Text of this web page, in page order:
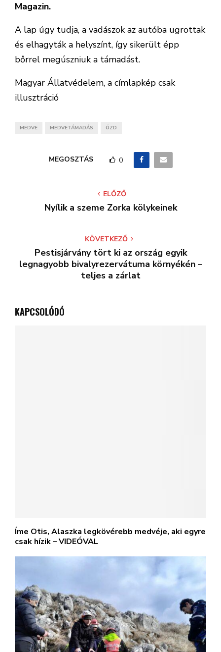
Magazin.
A lap úgy tudja, a vadászok az autóba ugrottak
és elhagyták a helyszínt, így sikerült épp
bőrrel megúszniuk a támadást.
Magyar Állatvédelem, a címlapkép csak
illusztráció
MEDVE MEDVETÁMADÁS ÓZD
MEGOSZTÁS 0
ELŐZŐ
Nyílik a szeme Zorka kölykeinek
KÖVETKEZŐ
Pestisjárvány tört ki az ország egyik
legnagyobb bivalyrezervátuma környékén –
teljes a zárlat
KAPCSOLÓDÓ
Íme Otis, Alaszka legkövérebb medvéje, aki egyre
csak hízik – VIDEÓVAL